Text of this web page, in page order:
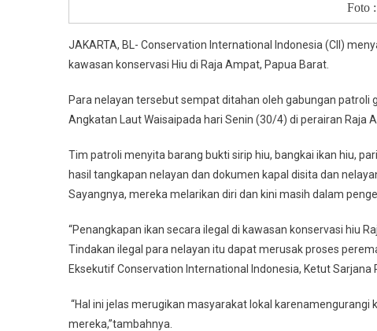
Foto
JAKARTA, BL- Conservation International Indonesia (CII)
kawasan konservasi Hiu di Raja Ampat, Papua Barat.
Para nelayan tersebut sempat ditahan oleh gabungan
Angkatan Laut Waisaipada hari Senin (30/4) di perairan Raja
Tim patroli menyita barang bukti sirip hiu, bangkai ikan hiu,
hasil tangkapan nelayan dan dokumen kapal disita dan
Sayangnya, mereka melarikan diri dan kini masih dalam
“Penangkapan ikan secara ilegal di kawasan konservasi hiu
Tindakan ilegal para nelayan itu dapat merusak proses
Eksekutif Conservation International Indonesia, Ketut Sarjana
“Hal ini jelas merugikan masyarakat lokal
mereka,”tambahnya.